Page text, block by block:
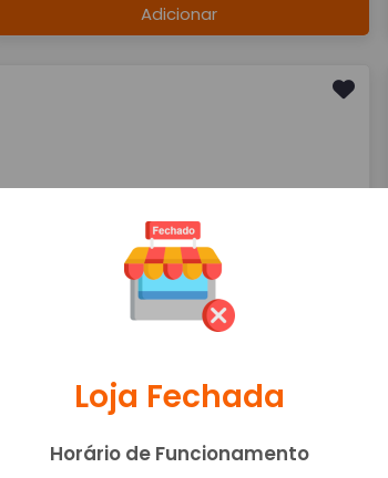
Adicionar
Adicionar
Loja Fechada
Horário de Funcionamento